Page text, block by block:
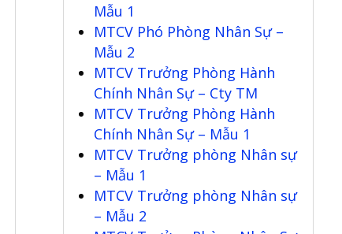
Mẫu 1
MTCV Phó Phòng Nhân Sự –
Mẫu 2
MTCV Trưởng Phòng Hành
Chính Nhân Sự – Cty TM
MTCV Trưởng Phòng Hành
Chính Nhân Sự – Mẫu 1
MTCV Trưởng phòng Nhân sự
– Mẫu 1
MTCV Trưởng phòng Nhân sự
– Mẫu 2